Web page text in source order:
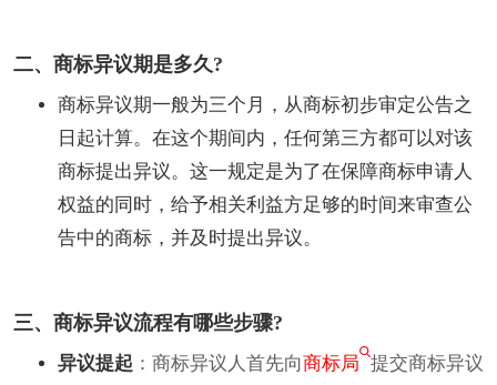
二、商标异议期是多久?
商标异议期一般为三个月，从商标初步审定公告之
日起计算。在这个期间内，任何第三方都可以对该
商标提出异议。这一规定是为了在保障商标申请人
权益的同时，给予相关利益方足够的时间来审查公
告中的商标，并及时提出异议。
三、商标异议流程有哪些步骤?
异议提起 ：商标异议人首先向商标局 提交商标异议